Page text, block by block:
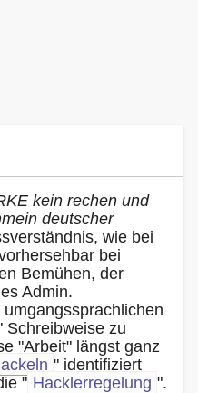
kein rechen und
deutscher
wie bei
bei
Bemühen, der
Admin.
Schreibweise zu
"Arbeit" längst ganz
" identifiziert
" Hacklerregelung ".